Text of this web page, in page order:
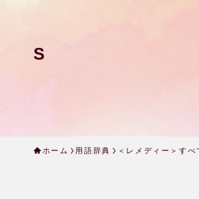
S
ホーム 用語辞典 ＜レメディー＞すべ